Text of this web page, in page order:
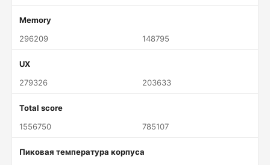
Memory
296209
148795
UX
279326
203633
Total score
1556750
785107
Пиковая температура корпуса